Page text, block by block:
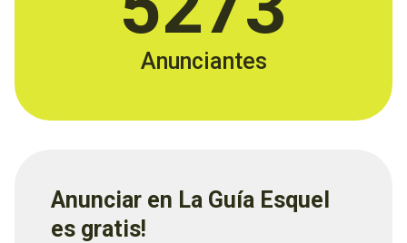
Anunciantes
Anunciar en La Guía Esquel
es gratis!